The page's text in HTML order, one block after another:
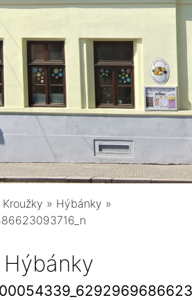
Kroužky » Hýbánky »
Hýbánky